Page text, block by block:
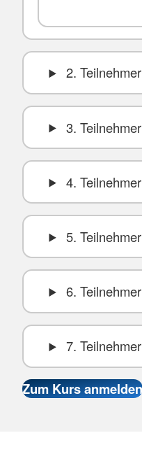
2. Teilnehmer
3. Teilnehmer
4. Teilnehmer
5. Teilnehmer
6. Teilnehmer
7. Teilnehmer